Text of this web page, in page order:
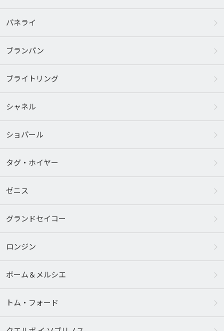
パネライ
ブランパン
ブライトリング
シャネル
ショパール
タグ・ホイヤー
ゼニス
グランドセイコー
ロンジン
ボーム＆メルシエ
トム・フォード